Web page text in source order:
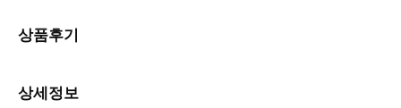
상품후기
상세정보